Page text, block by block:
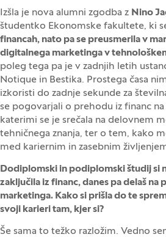
Izšla je nova alumni zgodba z Nino
študentko Ekonomske fakultete, ki
financah, nato pa se preusmerila v
digitalnega marketinga v
poleg tega pa je v zadnjih letih
Notique in Bestika. Prostega časa
izkoristi do zadnje sekunde za
se pogovarjali o prehodu iz financ
katerimi se je srečala na delovnem
tehničnega znanja, ter o tem, kako
med kariernim in zasebnim
Dodiplomski in podiplomski študij si
zaključila iz financ, danes pa delaš
marketinga. Kako si prišla do te
svoji karieri tam, kjer si?
Še sama to težko razložim. Vedno